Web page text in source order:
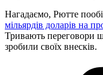
Нагадаємо, Рютте
мільярдів доларів на
Тривають переговори
зробили своїх внесків.